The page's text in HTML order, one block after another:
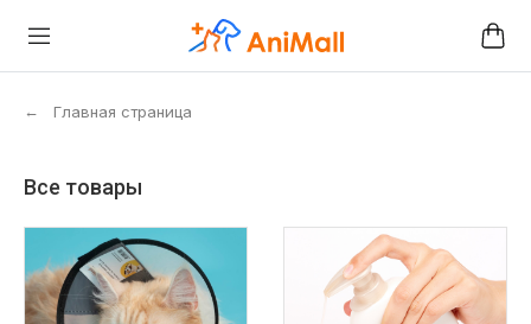
← Главная страница
Все товары